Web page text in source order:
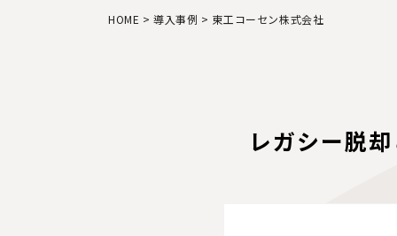
HOME >導入事例 > 東工コーセン株式会社
レガシー脱